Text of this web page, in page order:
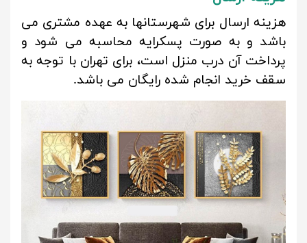
هزینه ارسال برای شهرستانها به عهده مشتری می
باشد و به صورت پسکرایه محاسبه می شود و
پرداخت آن درب منزل است، برای تهران با توجه به
سقف خرید انجام شده رایگان می باشد.